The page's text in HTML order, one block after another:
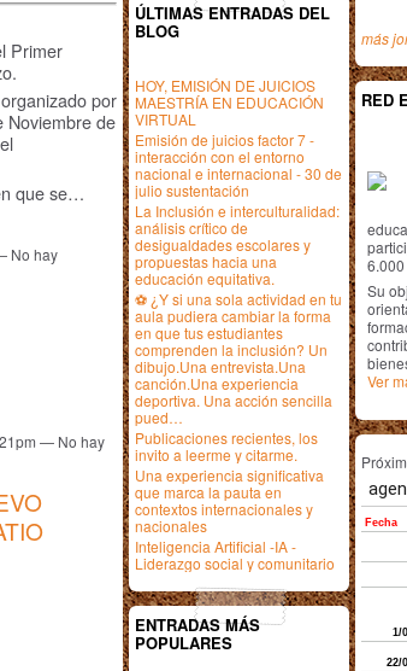
Primer
por
Noviembre de
que se…
No hay
— No hay
ÚLTIMAS ENTRADAS DEL
BLOG
HOY, EMISIÓN DE JUICIOS
MAESTRÍA EN EDUCACIÓN
VIRTUAL
Emisión de juicios factor 7 -
interacción con el entorno
nacional e internacional - 30 de
julio sustentación
La Inclusión e interculturalidad:
análisis crítico de
desigualdades escolares y
propuestas hacia una
educación equitativa.
⚽ ¿Y si una sola actividad en tu
aula pudiera cambiar la forma
en que tus estudiantes
comprenden la inclusión? Un
dibujo.Una entrevista.Una
canción.Una experiencia
deportiva. Una acción sencilla
pued…
Publicaciones recientes, los
invito a leerme y citarme.
Una experiencia significativa
que marca la pauta en
contextos internacionales y
nacionales
Inteligencia Artificial -IA -
Liderazgo social y comunitario
ENTRADAS MÁS
POPULARES
más
RED
Su
Ver